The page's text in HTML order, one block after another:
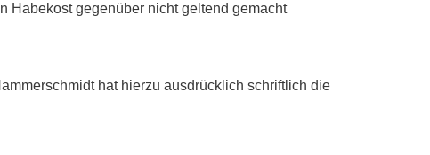
Habekost gegenüber nicht geltend gemacht
hat hierzu ausdrücklich schriftlich die